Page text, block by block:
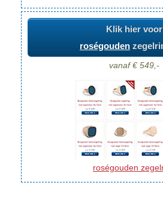
Klik hier voor
roségouden
vanaf € 549,-
roségouden